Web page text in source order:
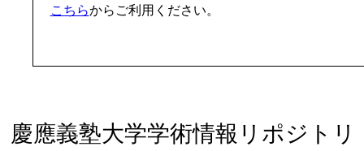
こちらからご利用ください。
慶應義塾大学学術情報リポジト